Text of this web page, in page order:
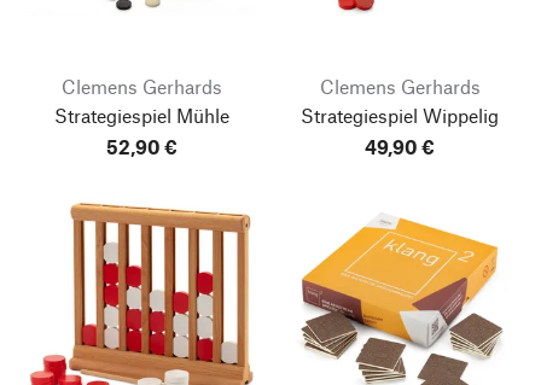
Clemens Gerhards
Strategiespiel Mühle
52,90 €
Clemens Gerhards
Strategiespiel Wippelig
49,90 €